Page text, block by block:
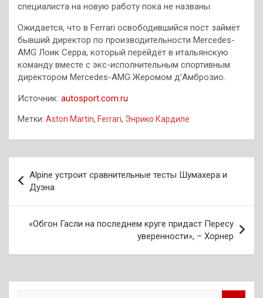
специалиста на новую работу пока не названы.
Ожидается, что в Ferrari освободившийся пост займёт
бывший директор по производительности Mercedes-
AMG Лоик Серра, который перейдёт в итальянскую
команду вместе с экс-исполнительным спортивным
директором Mercedes-AMG Жеромом д’Амброзио.
Источник: autosport.com.ru
Метки: Aston Martin, Ferrari, Энрико Кардиле
по
записям
Alpine устроит сравнительные тесты Шумахера и
Дуэна
«Обгон Гасли на последнем круге придаст Пересу
уверенности», – Хорнер